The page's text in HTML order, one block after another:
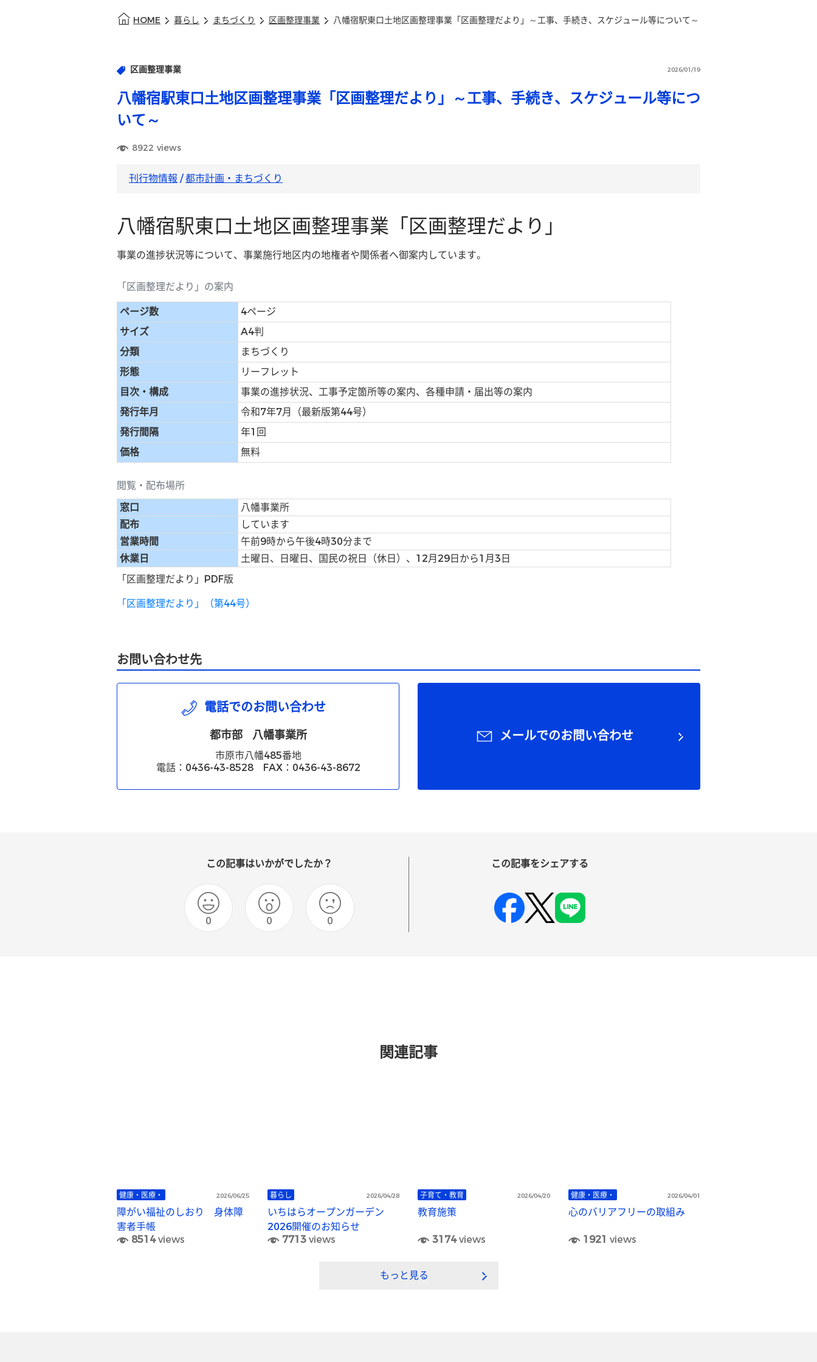
HOME 暮らし まちづくり 区画整理事業 八幡宿駅東口土地区画整理事業「区画整理だより」～工事、手続き、スケジュール等について～
区画整理事業 2026/01/19
八幡宿駅東口土地区画整理事業「区画整理だより」～工事、手続き、スケジュール等につ
いて～
8922 views
刊行物情報 /都市計画・まちづくり
八幡宿駅東口土地区画整理事業「区画整理だより」
事業の進捗状況等について、事業施行地区内の地権者や関係者へ御案内しています。
「区画整理だより」の案内
ページ数
4ページ
サイズ
A4判
分類
まちづくり
形態
リーフレット
目次・構成
事業の進捗状況、工事予定箇所等の案内、各種申請・届出等の案内
発行年月
令和7年7月（最新版第44号）
発行間隔
年1回
価格
無料
閲覧・配布場所
窓口
八幡事業所
配布
しています
営業時間
午前9時から午後4時30分まで
休業日
土曜日、日曜日、国民の祝日（休日）、12月29日から1月3日
「区画整理だより」PDF版
「区画整理だより」（第44号）
お問い合わせ先
電話でのお問い合わせ
都市部 八幡事業所
市原市八幡485番地
電話：0436-43-8528 FAX：0436-43-8672
メールでのお問い合わせ
この記事はいかがでしたか？
0 0 0
この記事をシェアする
関連記事
健康・医療・ 2026/06/25
障がい福祉のしおり 身体障
害者手帳
8514views
暮らし 2026/04/28
いちはらオープンガーデン
2026開催のお知らせ
7713 views
子育て・教育 2026/04/20
教育施策
3174views
健康・医療・ 2026/04/01
心のバリアフリーの取組み
1921 views
もっと見る